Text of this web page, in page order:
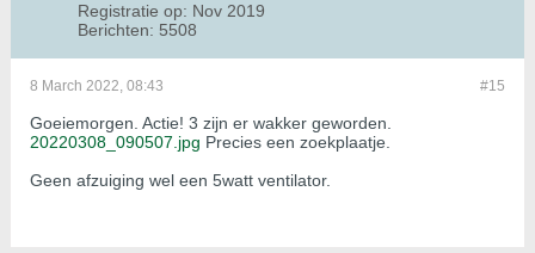
Registratie op: Nov 2019
Berichten: 5508
#15
8 March 2022, 08:43
Goeiemorgen. Actie! 3 zijn er wakker geworden.
20220308_090507.jpg Precies een zoekplaatje.
Geen afzuiging wel een 5watt ventilator.